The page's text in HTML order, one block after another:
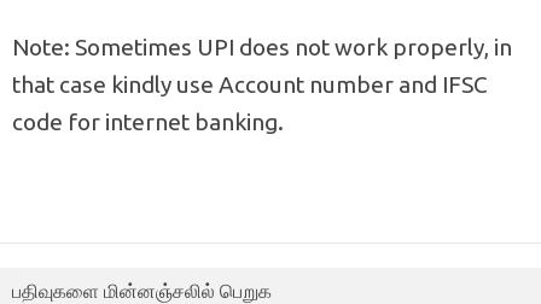
Note: Sometimes UPI does not work properly, in
that case kindly use Account number and IFSC
code for internet banking.
பதிவுகளை மின்னஞ்சலில் பெறுக